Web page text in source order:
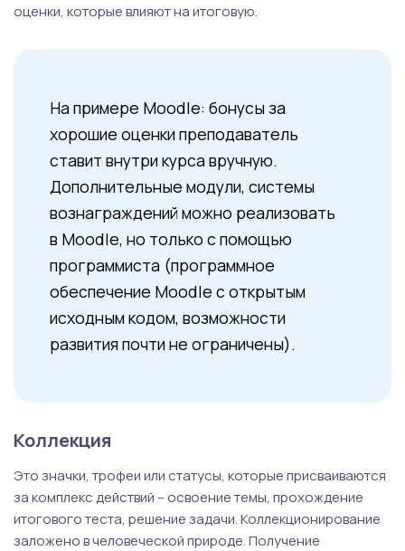
оценки, которые влияют на итоговую.
На примере Moodle: бонусы за
хорошие оценки преподаватель
ставит внутри курса вручную.
Дополнительные модули, системы
вознаграждений можно реализовать
в Moodle, но только с помощью
программиста (программное
обеспечение Moodle с открытым
исходным кодом, возможности
развития почти не ограничены).
Коллекция
Это значки, трофеи или статусы, которые присваиваются
за комплекс действий – освоение темы, прохождение
итогового теста, решение задачи. Коллекционирование
заложено в человеческой природе. Получение